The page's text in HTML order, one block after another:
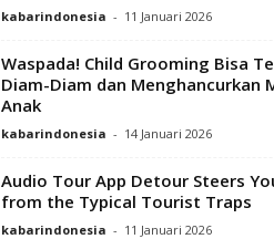
kabarindonesia - 11 Januari 2026
Waspada! Child Grooming Bisa
Diam-Diam dan Menghancurkan
Anak
kabarindonesia - 14 Januari 2026
Audio Tour App Detour Steers
from the Typical Tourist Traps
kabarindonesia - 11 Januari 2026